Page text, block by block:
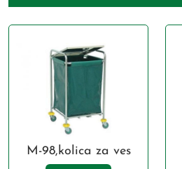
M-98,kolica za ves